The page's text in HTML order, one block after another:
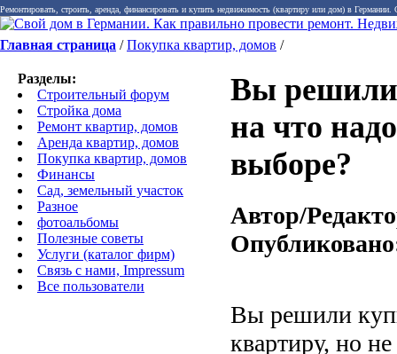
Ремонтировать, строить, аренда, финансировать и купить недвижимость (квартиру или дом) в
Главная страница /Покупка квартир, домов /
Разделы:
Строительный форум
Стройка дома
Ремонт квартир, домов
Аренда квартир, домов
Покупка квартир, домов
Финансы
Сад, земельный участок
Разное
фотоальбомы
Полезные советы
Услуги (каталог фирм)
Связь с нами, Impressum
Все пользователи
Вы решили
на что
выборе?
Автор/
Вы решили
квартиру, но не